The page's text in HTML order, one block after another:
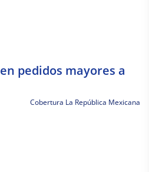
pedidos mayores a
Cobertura La República Mexicana